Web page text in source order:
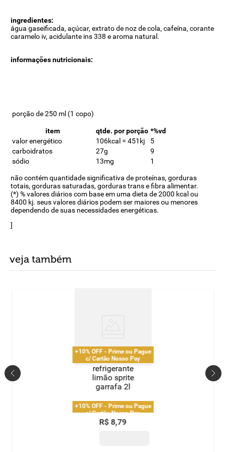
ingredientes:
água gaseificada, açúcar, extrato de noz de cola, cafeína, corante
caramelo iv, acidulante ins 338 e aroma natural.
informações nutricionais:
porção de 250 ml (1 copo)
item qtde. por porção *%vd
valor energético
106kcal = 451kj
5
carboidratos
27g
9
sódio
13mg 1
não contém quantidade significativa de proteínas, gorduras
totais, gorduras saturadas, gorduras trans e fibra alimentar.
(*) % valores diários com base em uma dieta de 2000 kcal ou
8400 kj. seus valores diários podem ser maiores ou menores
dependendo de suas necessidades energéticas.
]
veja também
+10% OFF - Prime ou Pague
c/ Cartão Nosso Pay
refrigerante
limão sprite
garrafa 2l
+10% OFF - Prime ou Pague
c/ Cartão Nosso Pay
R$ 8,79